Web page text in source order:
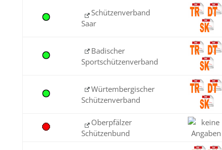
Schützenverband
Saar
Badischer
Sportschützenverband
Würtembergischer
Schützenverband
Oberpfälzer
Schützenbund